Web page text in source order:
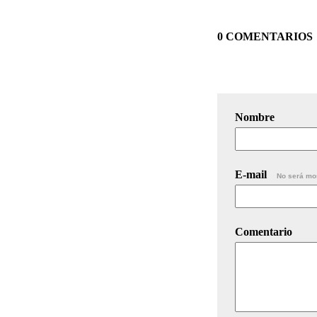
0 COMENTARIOS
Nombre
E-mail No será
Comentario